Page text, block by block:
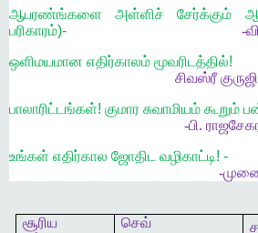
ஆபரண்ங்களை அள்ளிச் சேர்க்கும்
பரிகாரம்)- -
ஒளிமயமான எதிர்காலம் மூவரிடத்தில்!
சிவஸ்ரீ
பாலாரிட்டங்கள்! குமார சுவாமியம்
-பி.
உங்கள் எதிர்கால ஜோதிட வழிகாட்டி! -
-
சூரிய
செவ்